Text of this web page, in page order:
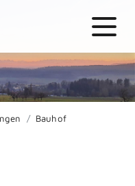
Bauhof